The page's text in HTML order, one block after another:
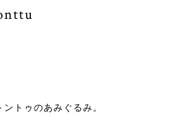
トゥのあみぐるみ。